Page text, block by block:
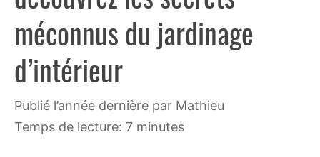
méconnus du jardinage
d’intérieur
publié l’année dernière par Mathieu
Temps de lecture: 7 minutes